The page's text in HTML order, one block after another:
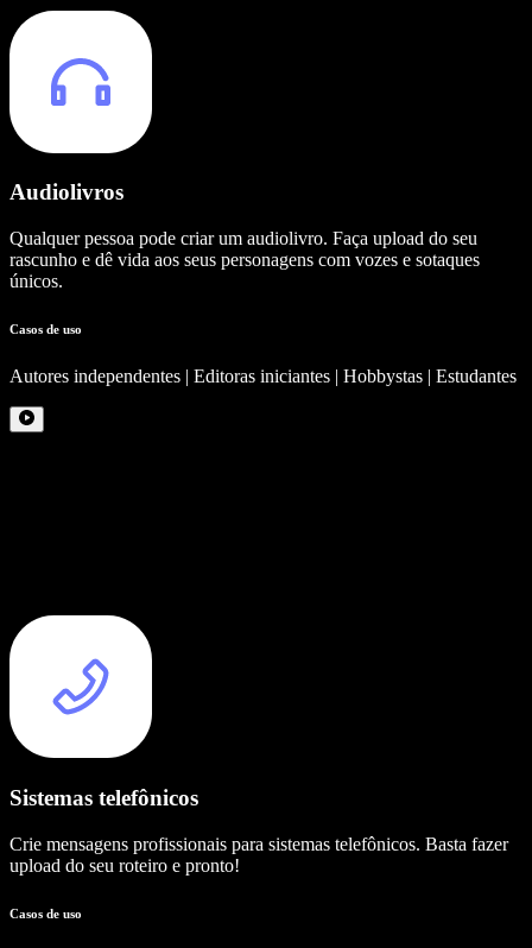
Audiolivros
Qualquer pessoa pode criar um audiolivro. Faça upload do seu
rascunho e dê vida aos seus personagens com vozes e sotaques
únicos.
Casos de uso
Autores independentes | Editoras iniciantes | Hobbystas | Estudantes
Sistemas telefônicos
Crie mensagens profissionais para sistemas telefônicos. Basta fazer
upload do seu roteiro e pronto!
Casos de uso